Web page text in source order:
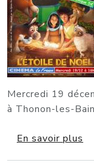
Mercredi 19
à Thonon-les-
En savoir plus